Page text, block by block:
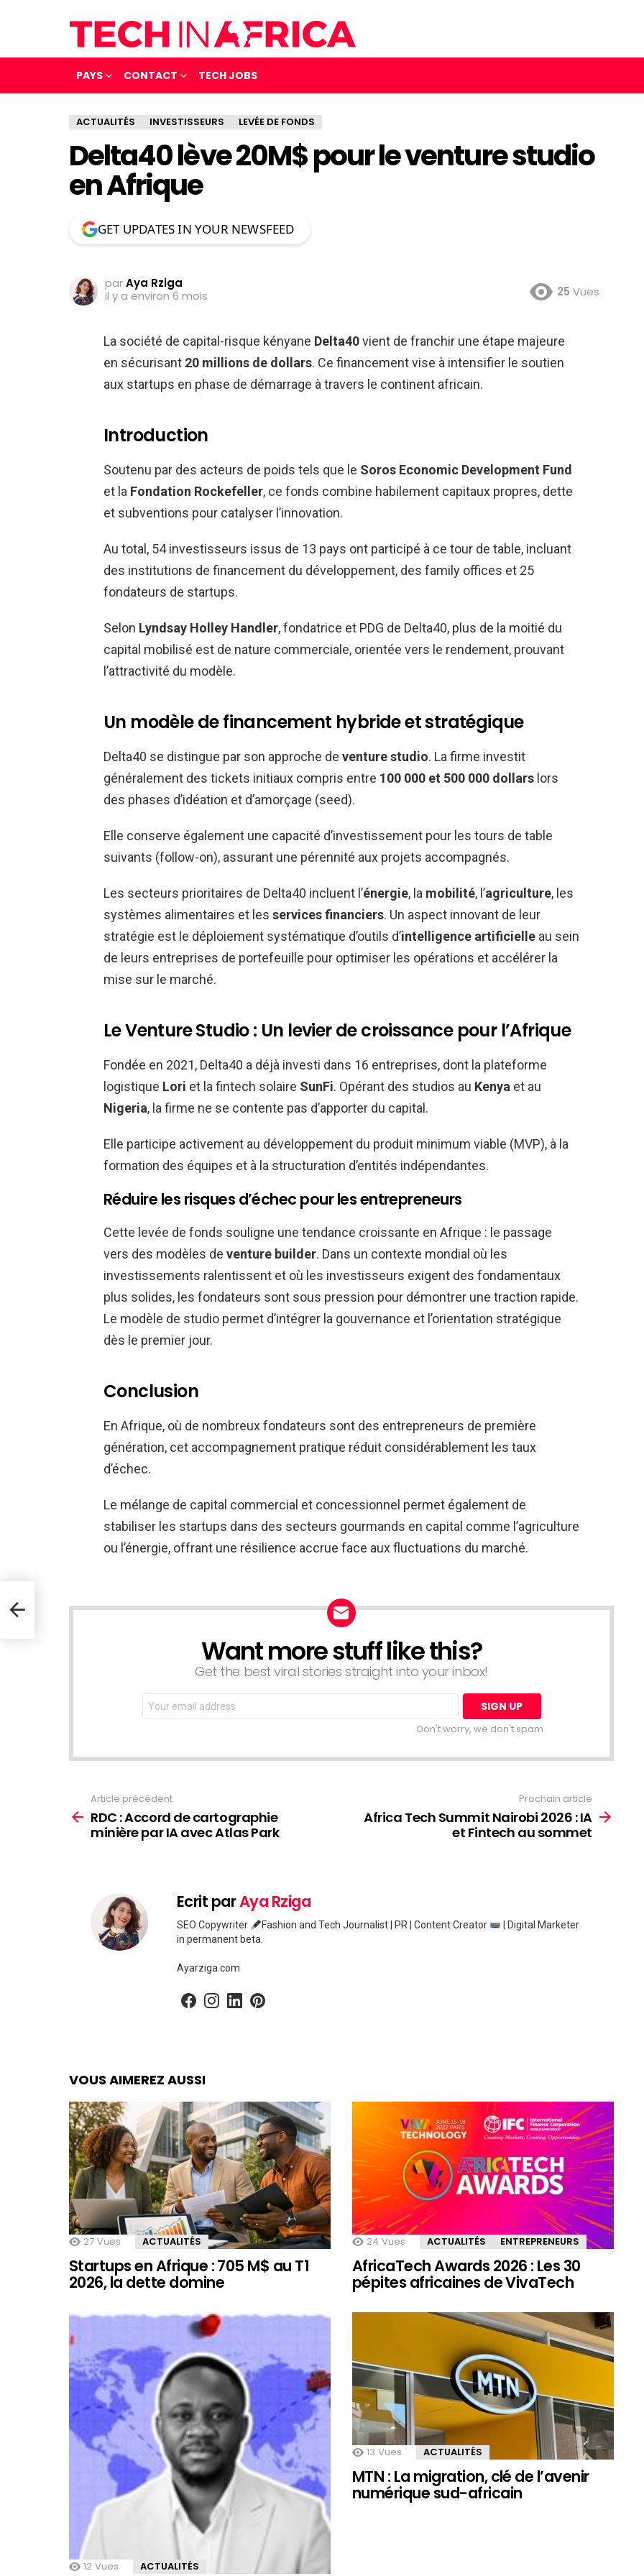
PAYS CONTACT TECH JOBS
ACTUALITÉS INVESTISSEURS LEVÉE DE FONDS
Delta40 lève 20M$ pour le venture studio
en Afrique
GET UPDATES IN YOUR NEWSFEED
parAya Rziga
il y a environ 6 mois
25 Vues
La société de capital-risque kényane Delta40vient de franchir une étape majeure
en sécurisant 20 millions de dollars. Ce financement vise à intensifier le soutien
aux startups en phase de démarrage à travers le continent africain.
Introduction
Soutenu par des acteurs de poids tels que le Soros Economic Development Fund
et la Fondation Rockefeller, ce fonds combine habilement capitaux propres, dette
et subventions pour catalyser l’innovation.
Au total, 54 investisseurs issus de 13 pays ont participé à ce tour de table, incluant
des institutions de financement du développement, des family offices et 25
fondateurs de startups.
Selon Lyndsay Holley Handler, fondatrice et PDG de Delta40, plus de la moitié du
capital mobilisé est de nature commerciale, orientée vers le rendement, prouvant
l’attractivité du modèle.
Un modèle de financement hybride et stratégique
Delta40 se distingue par son approche de venture studio. La firme investit
généralement des tickets initiaux compris entre 100 000 et 500 000 dollars lors
des phases d’idéation et d’amorçage (seed).
Elle conserve également une capacité d’investissement pour les tours de table
suivants (follow-on), assurant une pérennité aux projets accompagnés.
Les secteurs prioritaires de Delta40 incluent l’énergie, la mobilité, l’agriculture, les
systèmes alimentaires et les services financiers. Un aspect innovant de leur
stratégie est le déploiement systématique d’outils d’intelligence artificielle au sein
de leurs entreprises de portefeuille pour optimiser les opérations et accélérer la
mise sur le marché.
Le Venture Studio : Un levier de croissance pour l’Afrique
Fondée en 2021, Delta40 a déjà investi dans 16 entreprises, dont la plateforme
logistique Lori et la fintech solaire SunFi. Opérant des studios au Kenya et au
Nigeria, la firme ne se contente pas d’apporter du capital.
Elle participe activement au développement du produit minimum viable (MVP), à la
formation des équipes et à la structuration d’entités indépendantes.
Réduire les risques d’échec pour les entrepreneurs
Cette levée de fonds souligne une tendance croissante en Afrique : le passage
vers des modèles de venture builder. Dans un contexte mondial où les
investissements ralentissent et où les investisseurs exigent des fondamentaux
plus solides, les fondateurs sont sous pression pour démontrer une traction rapide.
Le modèle de studio permet d’intégrer la gouvernance et l’orientation stratégique
dès le premier jour.
Conclusion
En Afrique, où de nombreux fondateurs sont des entrepreneurs de première
génération, cet accompagnement pratique réduit considérablement les taux
d’échec.
Le mélange de capital commercial et concessionnel permet également de
stabiliser les startups dans des secteurs gourmands en capital comme l’agriculture
ou l’énergie, offrant une résilience accrue face aux fluctuations du marché.
Want more stuff like this?
Get the best viral stories straight into your inbox!
Email
address:
Don't worry, we don't spam
plus
Article précédent
RDC : Accord de cartographie
minière par IA avec Atlas Park
Prochain article
Africa Tech Summit Nairobi 2026 : IA
et Fintech au sommet
Ecrit parAya Rziga
SEO Copywriter Fashion and Tech Journalist | PR | Content Creator
| Digital Marketer
in permanent beta.
Ayarziga.com
facebookinstagram
linkedin
VOUS AIMEREZ AUSSI
27 Vues ACTUALITÉS
Startups en Afrique : 705 M$ au T1
2026, la dette domine
24 Vues ACTUALITÉS ENTREPRENEURS
AfricaTech Awards 2026 : Les 30
pépites africaines de VivaTech
12 Vues ACTUALITÉS
13 Vues ACTUALITÉS
MTN : La migration, clé de l’avenir
numérique sud-africain